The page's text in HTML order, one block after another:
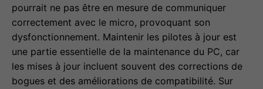
pourrait ne pas être en mesure de communiquer
correctement avec le micro, provoquant son
dysfonctionnement. Maintenir les pilotes à jour est
une partie essentielle de la maintenance du PC, car
les mises à jour incluent souvent des corrections de
bogues et des améliorations de compatibilité. Sur